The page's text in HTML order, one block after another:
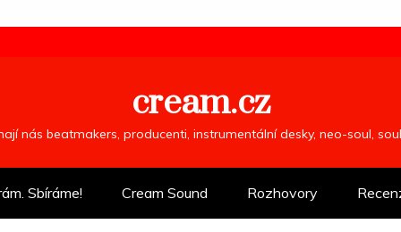
cream.cz
nás beatmakers, producenti, instrumentální desky, neo-soul,
Sbíráme! Cream Sound Rozhovory